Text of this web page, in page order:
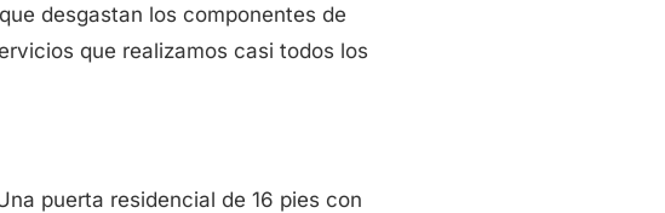
desgastan los componentes de
que realizamos casi todos los
puerta residencial de 16 pies con